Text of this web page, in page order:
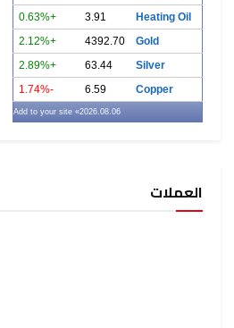
Heating Oil
3.91
+0.63%
Gold
4392.70
+2.12%
Silver
63.44
+2.89%
Copper
6.59
-1.74%
2026.08.06
» Add to your site
العملات